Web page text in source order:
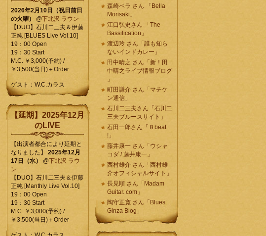
2026年2月10日（祝日前日
の火曜）
@下北沢 ラウン
【DUO】石川二三夫＆伊藤
正純 [BLUES Live Vol.10]
19：00 Open
19：30 Start
M.C. ￥3,000(予約) /
￥3,500(当日)＋Order
ゲスト：W.C.カラス
【延期】2025年12月
のLIVE
【出演者都合により延期と
なりました】 2025年12月
17日（水）
@下北沢 ラウ
ン
【DUO】石川二三夫＆伊藤
正純 [Manthly Live Vol.10]
19：00 Open
19：30 Start
M.C. ￥3,000(予約) /
￥3,500(当日)＋Order
森崎ベラ さん 「Bella
Morisaki」
江口弘史さん 「The
Bassification」
渡辺玲 さん「誰も知ら
ないインドカレー」
田中晴之 さん「新！田
中晴之ライブ情報ブログ
」
町田謙介 さん「マチケ
ン通信」
石川二三夫さん「石川二
三夫ブルースサイト」
石田一郎さん「８beat
!」
藤井康一 さん「ウシャ
コダ / 藤井康一」
西村雄介 さん「西村雄
介オフィシャルサイト」
長見順 さん「Madam
Guitar. com」
陶守正寛 さん「Blues
Ginza Blog」